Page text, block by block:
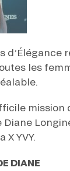
d’Élégance
les
YVY.
DIANE